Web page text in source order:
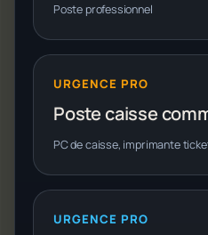
Poste professionnel
URGENCE PRO
Poste caisse
PC de caisse, imprimante
URGENCE PRO